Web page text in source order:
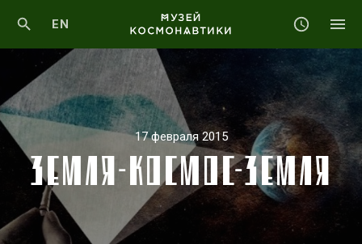
EN
17 февраля 2015
ЗЕМЛЯ-КОСМОС-ЗЕМЛЯ